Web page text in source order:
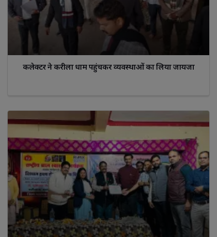
कलेक्‍टर ने करीला धाम पहुंचकर व्‍यवस्‍थाओं का लिया जायजा